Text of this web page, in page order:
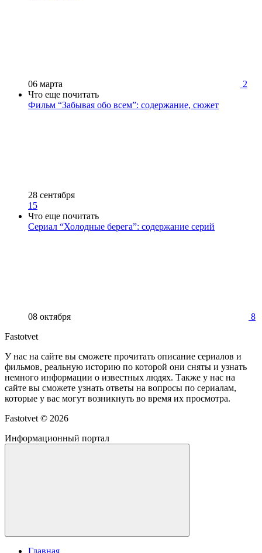
06 марта
2
Что еще почитать
Фильм “Забывая обо всем”: содержание, сюжет
28 сентября
15
Что еще почитать
Сериал “Холодные берега”: содержание серий
08 октября
8
Fastotvet
У нас на сайте вы сможете прочитать описание сериалов и
фильмов, реальную историю по которой они сняты и узнать
немного информации о известных людях. Также у нас на
сайте вы сможете узнать ответы на вопросы по сериалам,
которые у вас могут возникнуть во время их просмотра.
Fastotvet © 2026
Информационный портал